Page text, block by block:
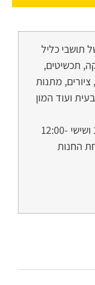
תושבי כליל
תכשיטים,
מתנות
ועוד המון
החנות פתוחה ימי חמישי 16:00-19:30 ושישי 12:00-
החנות